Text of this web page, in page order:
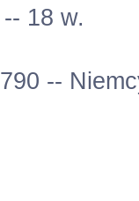
18 w.
--